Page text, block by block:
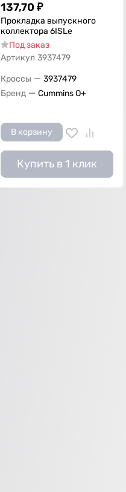
137,70 ₽
Прокладка выпускного
коллектора 6ISLe
Под заказ
Артикул 3937479
Кроссы — 3937479
Бренд — Cummins O+
В корзину
Купить в 1 клик